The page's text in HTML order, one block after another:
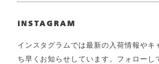
INSTAGRAM
インスタグラムでは最新の入荷情報やキ
ち早くお知らせしています。フォローし